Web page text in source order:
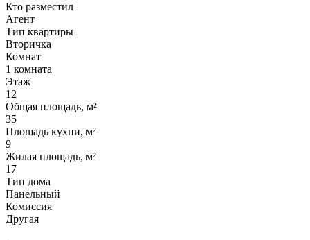
Кто разместил
Агент
Тип квартиры
Вторичка
Комнат
1 комната
Этаж
12
Общая площадь, м²
35
Площадь кухни, м²
9
Жилая площадь, м²
17
Тип дома
Панельный
Комиссия
Другая